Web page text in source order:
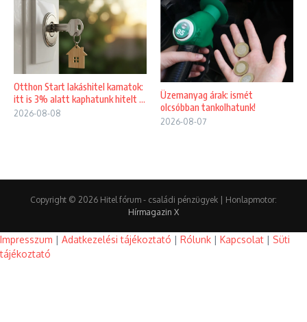
Otthon Start lakáshitel kamatok:
itt is 3% alatt kaphatunk hitelt ...
2026-08-08
Üzemanyag árak: ismét
olcsóbban tankolhatunk!
2026-08-07
Copyright © 2026 Hitel fórum - családi pénzügyek | Honlapmotor:
Hírmagazin X
Impresszum | Adatkezelési tájékoztató | Rólunk | Kapcsolat | Süti
tájékoztató